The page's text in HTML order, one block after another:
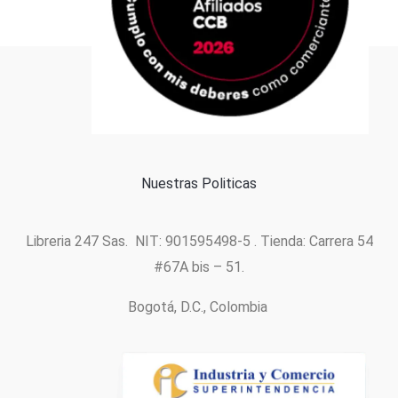
Formas de pago
Nuestras Politicas
Libreria 247 Sas. NIT: 901595498-5 . Tienda: Carrera 54
#67A bis – 51.
Bogotá, D.C., Colombia